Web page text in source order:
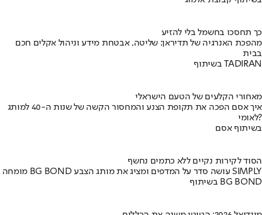
כך תחסכו בחשמל בלי להזיע
מהפכת האנרגיה של תדיראן: שליטה, אבטחת מידע וניהול אקלים חכם
בבית
בשיתוף TADIRAN
מאחורי הקלעים של הטעם הישראלי
איך אסם הפכה את תקופת הצנע והמחסור הקשה של שנות ה-40 למותג
לאומי?
בשיתוף אסם
הסוד לקירות נקיים ללא כתמים נחשף
מומחה BG BOND עושה סדר על המדפים ומציג את מותג הצבע SIMPLY
בשיתוף BG BOND